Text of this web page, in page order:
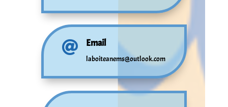
 Email
laboiteanems@outlook.com